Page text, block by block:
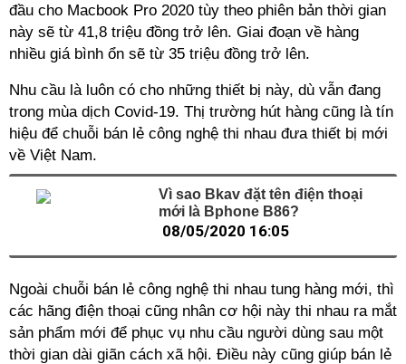
đầu cho Macbook Pro 2020 tùy theo phiên bản thời gian
này sẽ từ 41,8 triệu đồng trở lên. Giai đoạn về hàng
nhiều giá bình ổn sẽ từ 35 triệu đồng trở lên.
Nhu cầu là luôn có cho những thiết bị này, dù vẫn đang
trong mùa dịch Covid-19. Thị trường hút hàng cũng là tín
hiệu để chuỗi bán lẻ công nghệ thi nhau đưa thiết bị mới
về Việt Nam.
Vì sao Bkav đặt tên điện thoại
mới là Bphone B86?
08/05/2020 16:05
Ngoài chuỗi bán lẻ công nghệ thi nhau tung hàng mới, thì
các hãng điện thoại cũng nhân cơ hội này thi nhau ra mắt
sản phẩm mới để phục vụ nhu cầu người dùng sau một
thời gian dài giãn cách xã hội. Điều này cũng giúp bán lẻ